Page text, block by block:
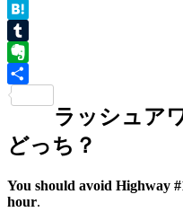
Line
Hatena
Tumblr
Evernote
有
ラッシュア
どっち？
You should avoid Highway
hour.